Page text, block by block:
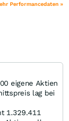
Performancedaten »
eigene Aktien
lag bei
1.329.411